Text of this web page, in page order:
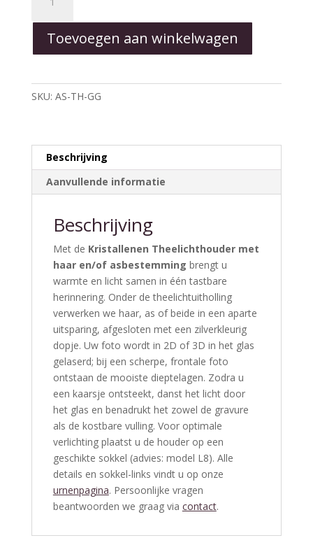
haar
en/of
asbestemming
Toevoegen aan winkelwagen
SKU: AS-TH-GG
Beschrijving
Aanvullende informatie
Beschrijving
Met de Kris­tal­le­nen Theelichthouder met
haar en/of asbestemming brengt u
warmte en licht samen in één tastbare
herinnering. Onder de theelichtuitholling
verwerken we haar, as of beide in een aparte
uitsparing, afgesloten met een zilverkleurig
dopje. Uw foto wordt in 2D of 3D in het glas
gelaserd; bij een scherpe, frontale foto
ontstaan de mooiste dieptelagen. Zodra u
een kaarsje ontsteekt, danst het licht door
het glas en benadrukt het zowel de gravure
als de kostbare vulling. Voor optimale
verlichting plaatst u de houder op een
geschikte sokkel (advies: model L8). Alle
details en sokkel-links vindt u op onze
urnenpagina. Persoonlijke vragen
beantwoorden we graag via contact.